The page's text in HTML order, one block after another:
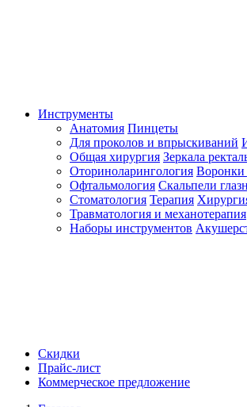
Инструменты
Анатомия Пинцеты
Для проколов и впрыскиваний
Общая хирургия Зеркала
Оториноларингология
Офтальмология Скальпели
Стоматология Терапия
Травматология и механотерапия
Наборы инструментов
Скидки
Прайс-лист
Коммерческое предложение